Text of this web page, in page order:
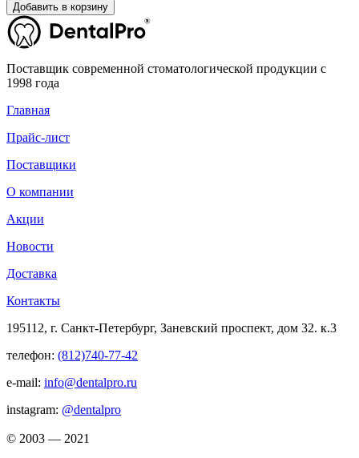
Добавить в корзину
Поставщик современной стоматологической продукции с
1998 года
Главная
Прайс-лист
Поставщики
О компании
Акции
Новости
Доставка
Контакты
195112, г. Санкт-Петербург, Заневский проспект, дом 32. к.3
телефон: (812)740-77-42
e-mail: info@dentalpro.ru
instagram: @dentalpro
© 2003 — 2021